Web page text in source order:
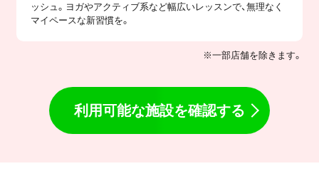
ッシュ。ヨガやアクティブ系など幅広いレッスンで、無理なく
マイペースな新習慣を。
※一部店舗を除きます。
利用可能な施設を確認する